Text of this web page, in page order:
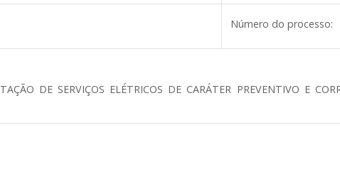
Número do processo:
DE SERVIÇOS ELÉTRICOS DE CARÁTER PREVENTIVO E